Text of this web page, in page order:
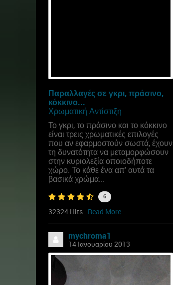
Παραλλαγές σε γκρι, πράσινο,
κόκκινο...
Χρωματική Αντίστιξη
Το γκρι, το πράσινο και το κόκκινο
είναι τρεις χρωματικές επιλογές
που αν εφαρμοστούν σωστά, έχουν
τη δυνατότητα να μεταμορφώσουν
στην κυριολεξία οποιοδήποτε
χώρο. Το κάθε ένα απ' αυτά τα
βασικά χρώμα...
6
32324 Hits Read More
mychroma1
14 Ιανουαρίου 2013